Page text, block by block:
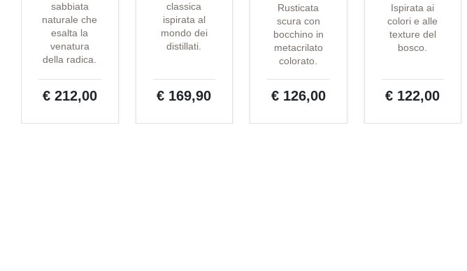
sabbiata
naturale che
esalta la
venatura
della radica.
€ 212,00
classica
ispirata al
mondo dei
distillati.
€ 169,90
Rusticata
scura con
bocchino in
metacrilato
colorato.
€ 126,00
Ispirata ai
colori e alle
texture del
bosco.
€ 122,00